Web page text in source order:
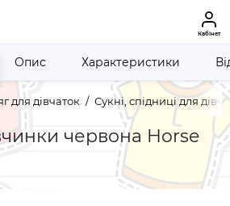
Кабінет
для дівчаток Сукні, спідниці для
червона Horse
Опис Характеристики